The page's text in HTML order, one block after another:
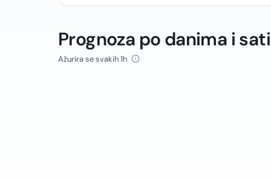
Prognoza po danima i
Ažurira se svakih 1h